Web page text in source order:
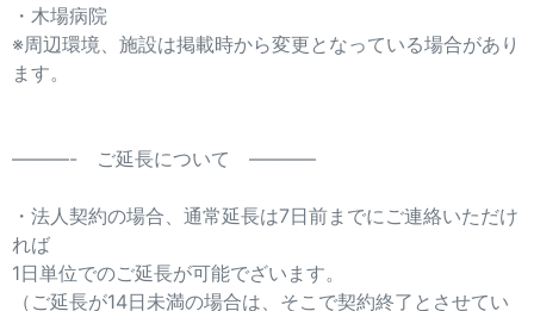
・木場病院
※周辺環境、施設は掲載時から変更となっている場合があり
ます。
———- ご延長について ———–
・法人契約の場合、通常延長は7日前までにご連絡いただけ
れば
1日単位でのご延長が可能でざいます。
（ご延長が14日未満の場合は、そこで契約終了とさせてい